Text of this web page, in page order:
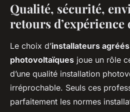
Qualité, sécurité,
retours d’expérience
Le choix d’installateurs
photovoltaïques joue un rôle
d’une qualité installation
irréprochable. Seuls ces
parfaitement les normes